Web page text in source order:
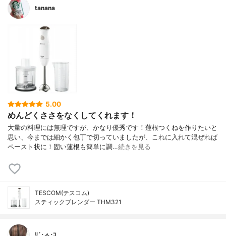
tanana
5.00
めんどくささをなくしてくれます！
大量の料理には無理ですが、かなり優秀です！蓮根つくねを作りたいと
思い、今までは細かく包丁で切っていましたが、これに入れて混ぜれば
ペースト状に！固い蓮根も簡単に調…続きを見る
TESCOM(テスコム)
スティックブレンダー THM321